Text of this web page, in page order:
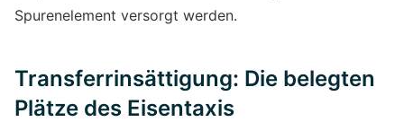
Spurenelement versorgt werden.
Transferrinsättigung: Die belegten
Plätze des Eisentaxis